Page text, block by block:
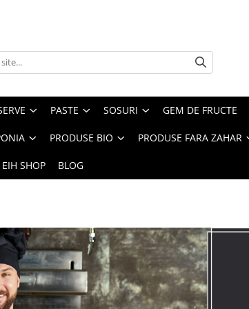
PASTE SOSURI GEM DE FRUCTE
PRODUSE BIO PRODUSE FARA ZAHAR
SHOP BLOG